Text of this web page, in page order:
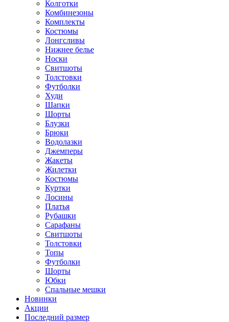
Колготки
Комбинезоны
Комплекты
Костюмы
Лонгсливы
Нижнее белье
Носки
Свитшоты
Толстовки
Футболки
Худи
Шапки
Шорты
Блузки
Брюки
Водолазки
Джемперы
Жакеты
Жилетки
Костюмы
Куртки
Лосины
Платья
Рубашки
Сарафаны
Свитшоты
Толстовки
Топы
Футболки
Шорты
Юбки
Спальные мешки
Новинки
Акции
Последний размер